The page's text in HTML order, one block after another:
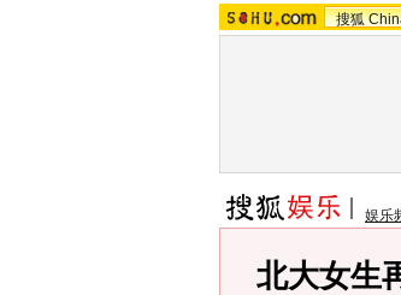
搜狐
娱乐
北大女生